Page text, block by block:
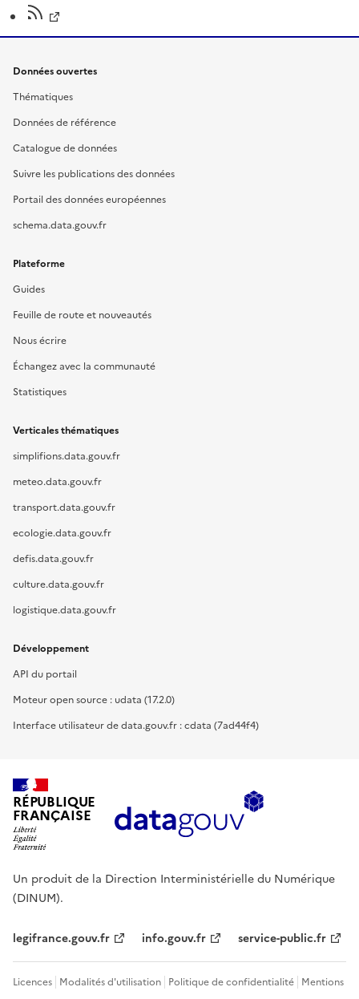
Données ouvertes
Thématiques
Données de référence
Catalogue de données
Suivre les publications des données
Portail des données européennes
schema.data.gouv.fr
Plateforme
Guides
Feuille de route et nouveautés
Nous écrire
Échangez avec la communauté
Statistiques
Verticales thématiques
simplifions.data.gouv.fr
meteo.data.gouv.fr
transport.data.gouv.fr
ecologie.data.gouv.fr
defis.data.gouv.fr
culture.data.gouv.fr
logistique.data.gouv.fr
Développement
API du portail
Moteur open source : udata (17.2.0)
Interface utilisateur de data.gouv.fr : cdata (7ad44f4)
RÉPUBLIQUE
FRANÇAISE
Un produit de la Direction Interministérielle du Numérique
(DINUM).
legifrance.gouv.fr info.gouv.fr service-public.fr
Licences Modalités d'utilisation Politique de confidentialité Mentions